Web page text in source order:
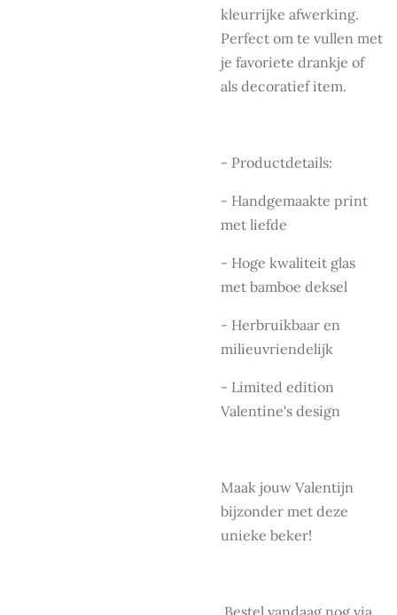
kleurrijke afwerking.
Perfect om te vullen met
je favoriete drankje of
als decoratief item.
- Productdetails:
- Handgemaakte print
met liefde
- Hoge kwaliteit glas
met bamboe deksel
- Herbruikbaar en
milieuvriendelijk
- Limited edition
Valentine's design
Maak jouw Valentijn
bijzonder met deze
unieke beker!
Bestel vandaag nog via